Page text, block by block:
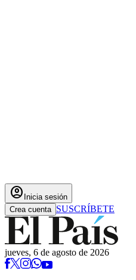
account_circle Inicia sesión
Crea cuenta SUSCRÍBETE
jueves, 6 de agosto de 2026